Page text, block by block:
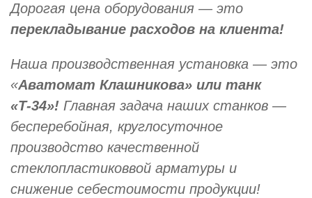
Дорогая цена оборудования — это
перекладывание расходов на клиента!
Наша производственная установка — это
«Аватомат Клашникова» или танк
«Т-34»! Главная задача наших станков —
бесперебойная, круглосуточное
производство качественной
стеклопластиковвой арматуры и
снижение себестоимости продукции!